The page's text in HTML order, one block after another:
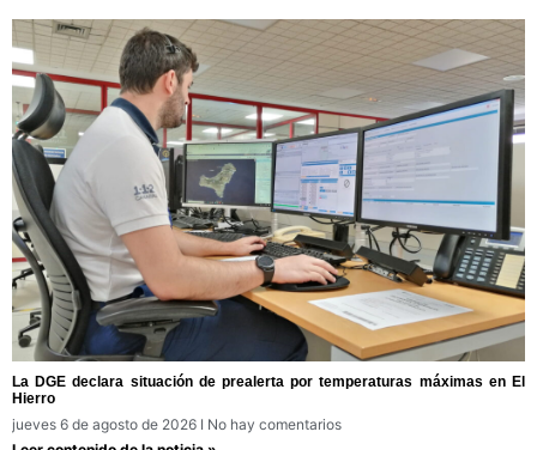
La DGE declara situación de prealerta por temperaturas máximas en El
Hierro
jueves 6 de agosto de 2026
No hay comentarios